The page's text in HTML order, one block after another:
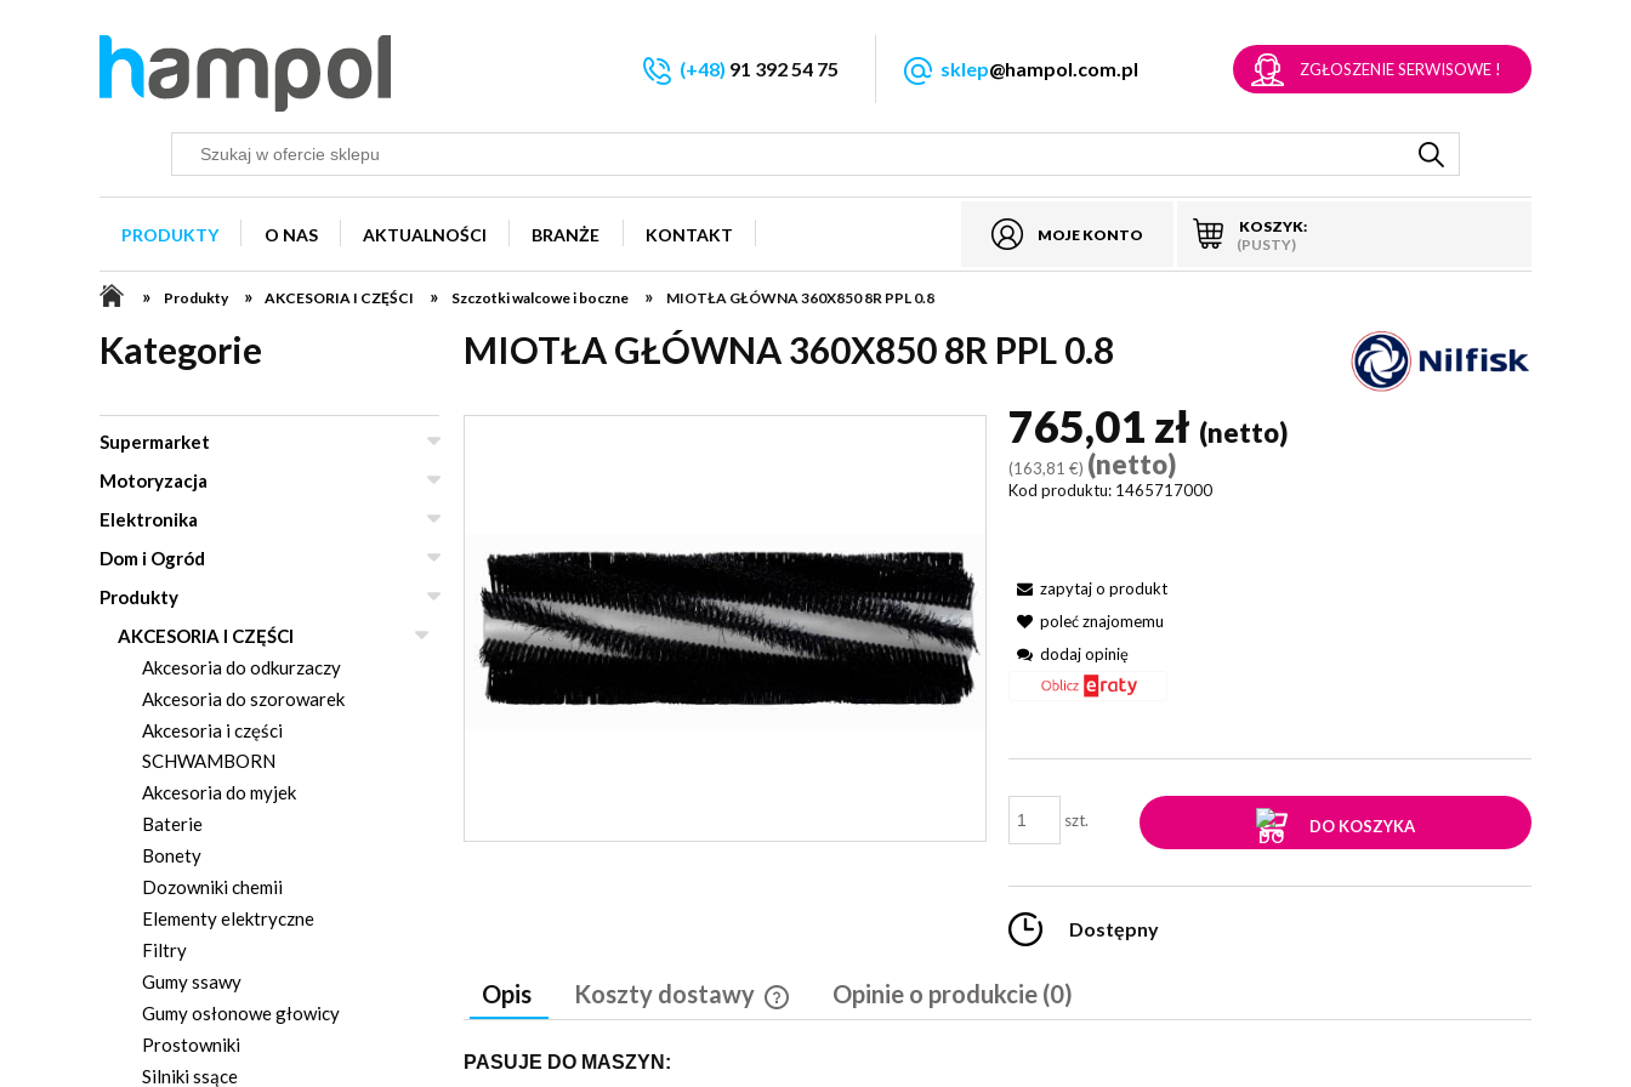
MOJE KONTO
KOSZYK:
(PUSTY)
(+48) 91 392 54 75 sklep@hampol.com.pl ZGŁOSZENIE SERWISOWE !
PRODUKTY O NAS AKTUALNOŚCI BRANŻE KONTAKT
» Produkty » AKCESORIA I CZĘŚCI » Szczotki walcowe i boczne » MIOTŁA GŁÓWNA 360X850 8R PPL 0.8
Kategorie
Supermarket
Motoryzacja
Elektronika
Dom i Ogród
Produkty
AKCESORIA I CZĘŚCI
Akcesoria do odkurzaczy
Akcesoria do szorowarek
Akcesoria i części
SCHWAMBORN
Akcesoria do myjek
Baterie
Bonety
Dozowniki chemii
Elementy elektryczne
Filtry
Gumy ssawy
Gumy osłonowe głowicy
Prostowniki
Silniki ssące
MIOTŁA GŁÓWNA 360X850 8R PPL 0.8
765,01 zł (netto)
(163,81 €) (netto)
Kod produktu: 1465717000
zapytaj o produkt
poleć znajomemu
dodaj opinię
szt. DO KOSZYKA
Dostępny
Opis Koszty dostawy Opinie o produkcie (0)
PASUJE DO MASZYN: